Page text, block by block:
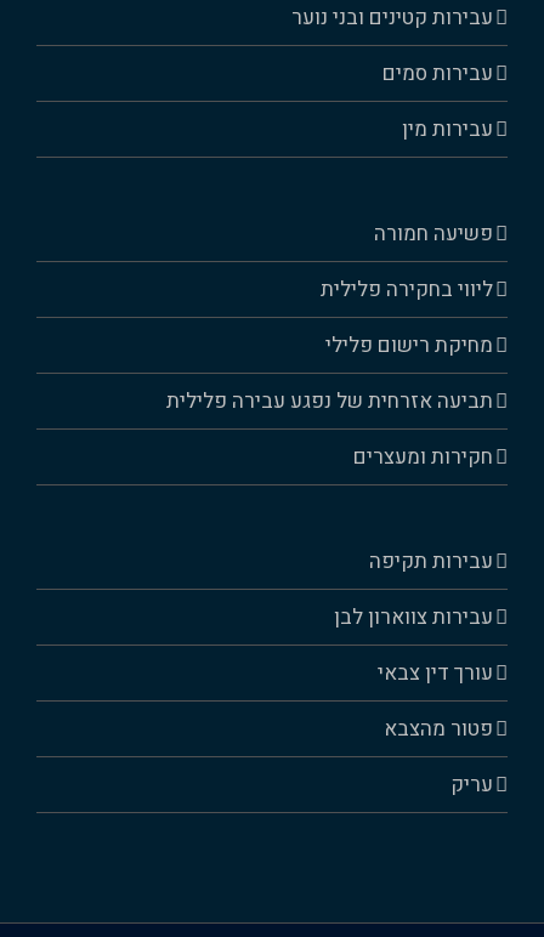
עבירות קטינים ובני נוער
עבירות סמים
עבירות מין
פשיעה חמורה
ליווי בחקירה פלילית
מחיקת רישום פלילי
תביעה אזרחית של נפגע עבירה פלילית
חקירות ומעצרים
עבירות תקיפה
עבירות צווארון לבן
עורך דין צבאי
פטור מהצבא
עריק